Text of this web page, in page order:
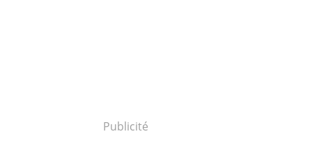
Publicité